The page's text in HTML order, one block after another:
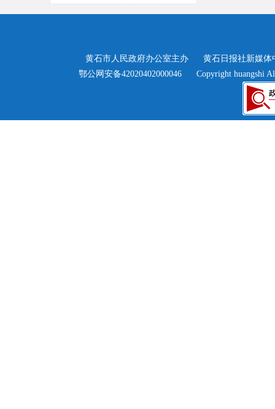
黄石市人民政府办公室主办
黄石日报社新媒体
鄂公网安备42020402000046
Copyright huangshi